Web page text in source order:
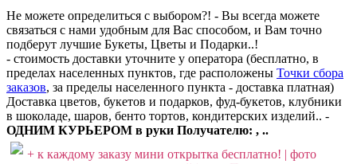
Не можете определиться с выбором?! - Вы всегда можете
связаться с нами удобным для Вас способом, и Вам точно
подберут лучшие Букеты, Цветы и Подарки..!
- стоимость доставки уточните у оператора (бесплатно, в
пределах населенных пунктов, где расположены Точки сбора
заказов, за пределы населенного пункта - доставка платная)
Доставка цветов, букетов и подарков, фуд-букетов, клубники
в шоколаде, шаров, бенто тортов, кондитерских изделий.. -
ОДНИМ КУРЬЕРОМ в руки Получателю: , ..
+ к каждому заказу мини открытка бесплатно! | фото